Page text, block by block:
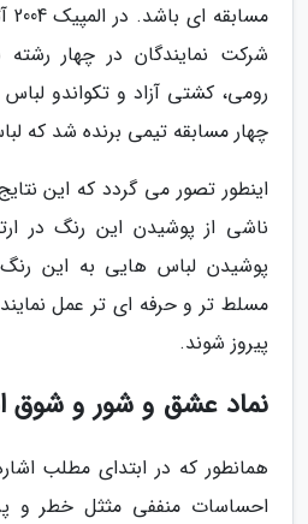
شرکت نمایندگان در چهار
رومی، کشتی آزاد و تکواندو
چهار مسابقه تیمی برنده شد که
اینطور تصور می گردد که این
ناشی از پوشیدن این رنگ در
پوشیدن لباس هایی به این
مسلط تر و حرفه ای تر عمل
پیروز شوند.
نماد عشق و شور و
همانطور که در ابتدای مطلب
احساسات منففی مثثل خطر و